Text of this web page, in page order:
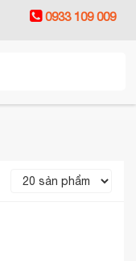
0933 109 009